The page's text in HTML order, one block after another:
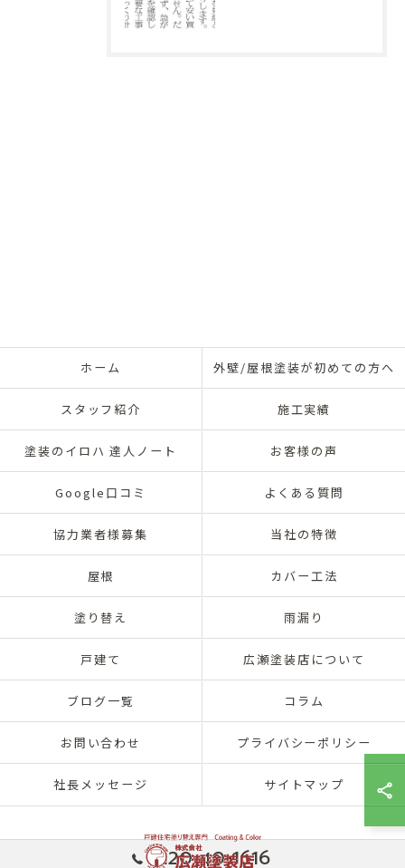
0120-40-1616
ホーム 外壁/屋根塗装が初めての方へ
スタッフ紹介 施工実績
塗装のイロハ 達人ノート お客様の声
Google口コミ よくある質問
協力業者様募集 当社の特徴
屋根 カバー工法
塗り替え 雨漏り
戸建て 広瀬塗装店について
ブログ一覧 コラム
お問い合わせ プライバシーポリシー
社長メッセージ サイトマップ